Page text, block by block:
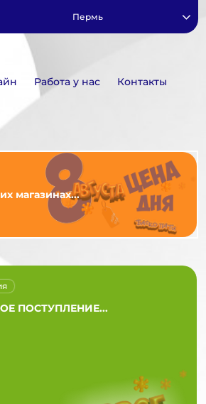
Пермь
Работа у нас Контакты
магазинах...
ПОСТУПЛЕНИЕ...